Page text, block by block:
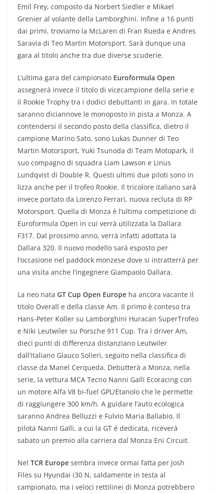
Emil Frey, composto da Norbert Siedler e Mikael
Grenier al volante della Lamborghini. Infine a 16 punti
dai primi, troviamo la McLaren di Fran Rueda e Andres
Saravia di Teo Martin Motorsport. Sarà dunque una
gara al titolo anche tra due diverse scuderie.
L’ultima gara del campionato Euroformula Open
assegnerà invece il titolo di vicecampione della serie e
il Rookie Trophy tra i dodici debuttanti in gara. In totale
saranno diciannove le monoposto in pista a Monza. A
contendersi il secondo posto della classifica, dietro il
campione Marino Sato, sono Lukas Dunner di Teo
Martin Motorsport, Yuki Tsunoda di Team Motopark, il
suo compagno di squadra Liam Lawson e Linus
Lundqvist di Double R. Questi ultimi due piloti sono in
lizza anche per il trofeo Rookie. Il tricolore italiano sarà
invece portato da Lorenzo Ferrari, nuova recluta di RP
Motorsport. Quella di Monza è l’ultima competizione di
Euroformula Open in cui verrà utilizzata la Dallara
F317. Dal prossimo anno, verrà infatti adottata la
Dallara 320. Il nuovo modello sarà esposto per
l’occasione nel paddock monzese dove si intratterrà per
una visita anche l’ingegnere Giampaolo Dallara.
La neo nata GT Cup Open Europe ha ancora vacante il
titolo Overall e della classe Am. Il primo è conteso tra
Hans-Peter Koller su Lamborghini Huracan SuperTrofeo
e Niki Leutwiler su Porsche 911 Cup. Tra i driver Am,
dieci punti di differenza distanziano Leutwiler
dall’italiano Glauco Solieri, seguito nella classifica di
classe da Manel Cerqueda. Debutterà a Monza, nella
serie, la vettura MCA Tecno Nanni Galli Ecoracing con
un motore Alfa V8 bi-fuel GPL/Etanolo che le permette
di raggiungere 300 km/h. A guidare l’auto ecologica
saranno Andrea Belluzzi e Fulvio Maria Ballabio. Il
pilota Nanni Galli, a cui la GT è dedicata, riceverà
sabato un premio alla carriera dal Monza Eni Circuit.
Nel TCR Europe sembra invece ormai fatta per Josh
Files su Hyundai i30 N, saldamente in testa al
campionato, ma i veloci rettilinei di Monza potrebbero